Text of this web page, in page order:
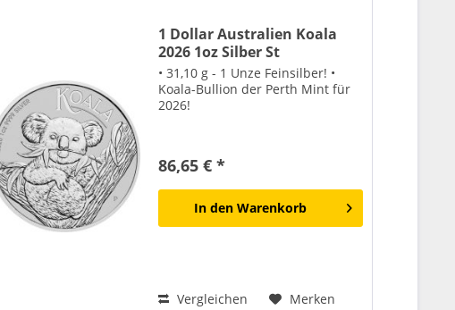
1 Dollar Australien Koala
2026 1oz Silber St
• 31,10 g - 1 Unze Feinsilber! •
Koala-Bullion der Perth Mint für
2026!
86,65 € *
In den Warenkorb
Vergleichen Merken